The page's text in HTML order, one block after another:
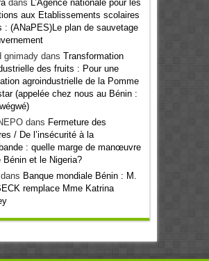
dans L’Agence nationale pour les
aux Etablissements scolaires
: (ANaPES)Le plan de sauvetage
gnimadydans Transformation
des fruits : Pour une
agroindustrielle de la Pomme
(appelée chez nous au Bénin :
dans Fermeture des
/ De l’insécurité à la
: quelle marge de manœuvre
Bénin et le Nigeria?
Banque mondiale Bénin : M.
remplace Mme Katrina